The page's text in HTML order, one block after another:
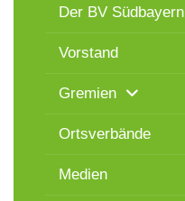
Der BV Südbayern
Vorstand
Gremien
Ortsverbände
Medien